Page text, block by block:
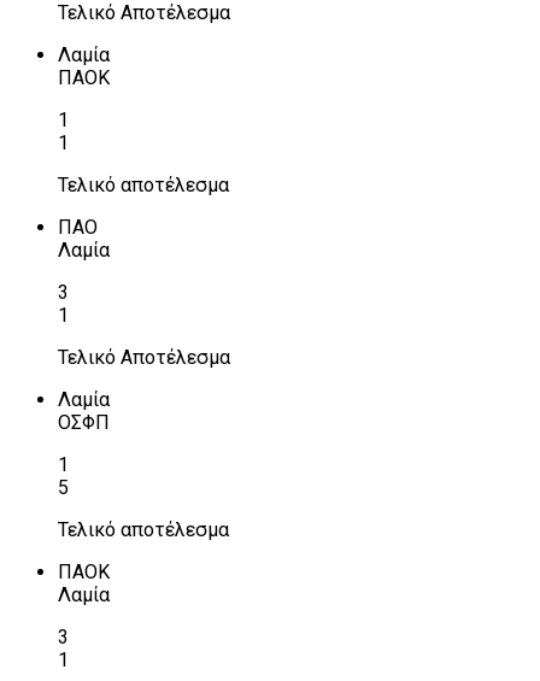
Τελικό Αποτέλεσμα
Λαμία
ΠΑΟΚ
1
1
Τελικό αποτέλεσμα
ΠΑΟ
Λαμία
3
1
Τελικό Αποτέλεσμα
Λαμία
ΟΣΦΠ
1
5
Τελικό αποτέλεσμα
ΠΑΟΚ
Λαμία
3
1